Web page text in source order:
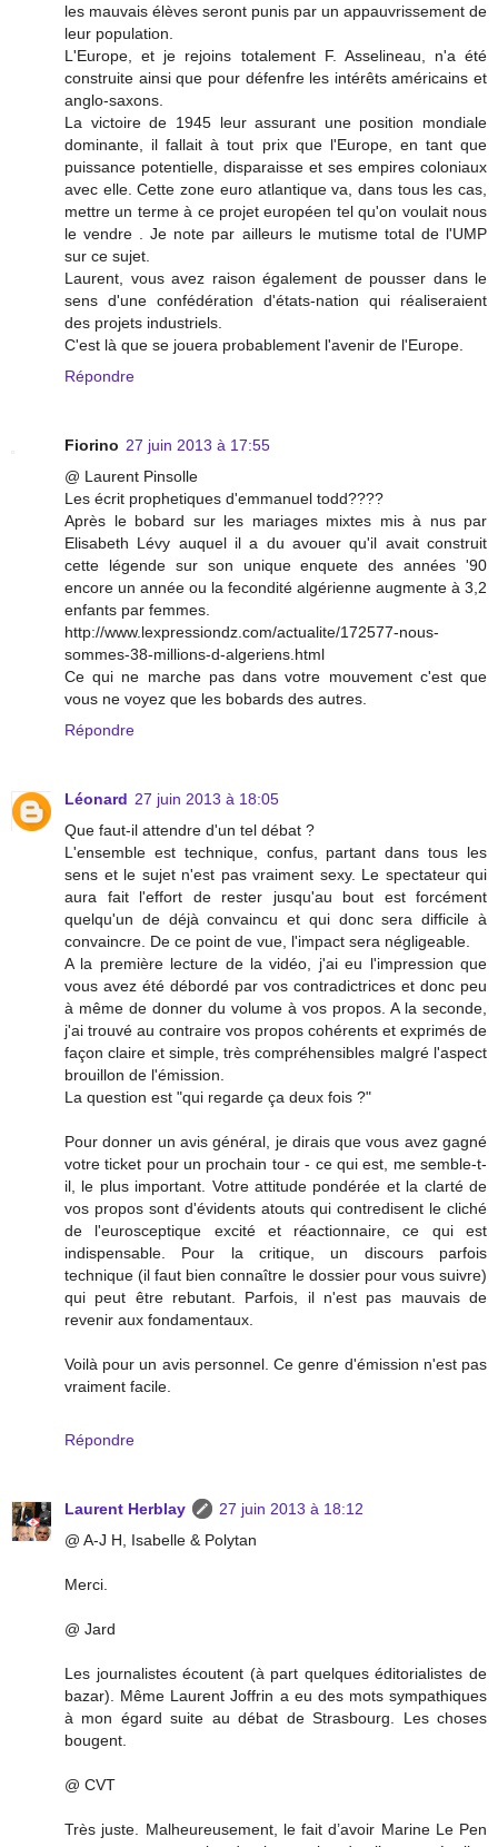
les mauvais élèves seront punis par un appauvrissement de
leur population.
L'Europe, et je rejoins totalement F. Asselineau, n'a été
construite ainsi que pour défenfre les intérêts américains et
anglo-saxons.
La victoire de 1945 leur assurant une position mondiale
dominante, il fallait à tout prix que l'Europe, en tant que
puissance potentielle, disparaisse et ses empires coloniaux
avec elle. Cette zone euro atlantique va, dans tous les cas,
mettre un terme à ce projet européen tel qu'on voulait nous
le vendre . Je note par ailleurs le mutisme total de l'UMP
sur ce sujet.
Laurent, vous avez raison également de pousser dans le
sens d'une confédération d'états-nation qui réaliseraient
des projets industriels.
C'est là que se jouera probablement l'avenir de l'Europe.
Répondre
Fiorino 27 juin 2013 à 17:55
@ Laurent Pinsolle
Les écrit prophetiques d'emmanuel todd????
Après le bobard sur les mariages mixtes mis à nus par
Elisabeth Lévy auquel il a du avouer qu'il avait construit
cette légende sur son unique enquete des années '90
encore un année ou la fecondité algérienne augmente à 3,2
enfants par femmes.
http://www.lexpressiondz.com/actualite/172577-nous-
sommes-38-millions-d-algeriens.html
Ce qui ne marche pas dans votre mouvement c'est que
vous ne voyez que les bobards des autres.
Répondre
Léonard 27 juin 2013 à 18:05
Que faut-il attendre d'un tel débat ?
L'ensemble est technique, confus, partant dans tous les
sens et le sujet n'est pas vraiment sexy. Le spectateur qui
aura fait l'effort de rester jusqu'au bout est forcément
quelqu'un de déjà convaincu et qui donc sera difficile à
convaincre. De ce point de vue, l'impact sera négligeable.
A la première lecture de la vidéo, j'ai eu l'impression que
vous avez été débordé par vos contradictrices et donc peu
à même de donner du volume à vos propos. A la seconde,
j'ai trouvé au contraire vos propos cohérents et exprimés de
façon claire et simple, très compréhensibles malgré l'aspect
brouillon de l'émission.
La question est "qui regarde ça deux fois ?"
Pour donner un avis général, je dirais que vous avez gagné
votre ticket pour un prochain tour - ce qui est, me semble-t-
il, le plus important. Votre attitude pondérée et la clarté de
vos propos sont d'évidents atouts qui contredisent le cliché
de l'eurosceptique excité et réactionnaire, ce qui est
indispensable. Pour la critique, un discours parfois
technique (il faut bien connaître le dossier pour vous suivre)
qui peut être rebutant. Parfois, il n'est pas mauvais de
revenir aux fondamentaux.
Voilà pour un avis personnel. Ce genre d'émission n'est pas
vraiment facile.
Répondre
Laurent Herblay
27 juin 2013 à 18:12
@ A-J H, Isabelle & Polytan
Merci.
@ Jard
Les journalistes écoutent (à part quelques éditorialistes de
bazar). Même Laurent Joffrin a eu des mots sympathiques
à mon égard suite au débat de Strasbourg. Les choses
bougent.
@ CVT
Très juste. Malheureusement, le fait d’avoir Marine Le Pen